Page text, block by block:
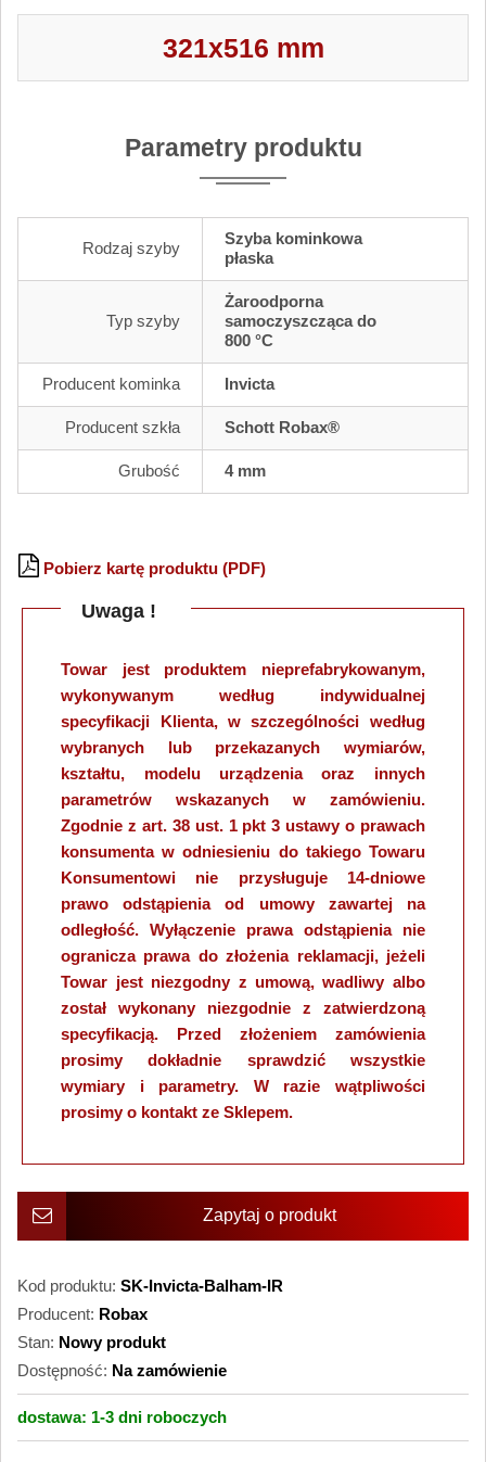
321x516 mm
Parametry produktu
Rodzaj szyby
Szyba kominkowa
płaska
Typ szyby
Żaroodporna
samoczyszcząca do
800 °C
Producent kominka Invicta
Producent szkła Schott Robax®
Grubość 4 mm
Pobierz kartę produktu (PDF)
Uwaga !
Towar jest produktem nieprefabrykowanym,
wykonywanym według indywidualnej
specyfikacji Klienta, w szczególności według
wybranych lub przekazanych wymiarów,
kształtu, modelu urządzenia oraz innych
parametrów wskazanych w zamówieniu.
Zgodnie z art. 38 ust. 1 pkt 3 ustawy o prawach
konsumenta w odniesieniu do takiego Towaru
Konsumentowi nie przysługuje 14-dniowe
prawo odstąpienia od umowy zawartej na
odległość. Wyłączenie prawa odstąpienia nie
ogranicza prawa do złożenia reklamacji, jeżeli
Towar jest niezgodny z umową, wadliwy albo
został wykonany niezgodnie z zatwierdzoną
specyfikacją. Przed złożeniem zamówienia
prosimy dokładnie sprawdzić wszystkie
wymiary i parametry. W razie wątpliwości
prosimy o kontakt ze Sklepem.
Zapytaj o produkt
Kod produktu: SK-Invicta-Balham-IR
Producent: Robax
Stan: Nowy produkt
Dostępność: Na zamówienie
dostawa: 1-3 dni roboczych